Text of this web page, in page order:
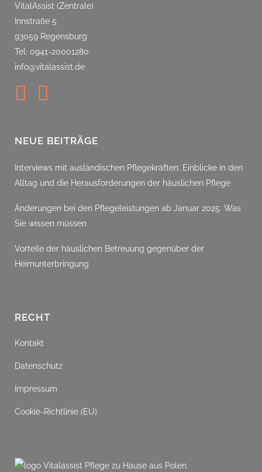
VitalAssist (Zentrale)
Innstraße 5
93059 Regensburg
Tel: 0941-20001280
info@vitalassist.de
NEUE BEITRÄGE
Interviews mit ausländischen Pflegekräften: Einblicke in den
Alltag und die Herausforderungen der häuslichen Pflege
Änderungen bei den Pflegeleistungen ab Januar 2025: Was
Sie wissen müssen
Vorteile der häuslichen Betreuung gegenüber der
Heimunterbringung
RECHT
Kontakt
Datenschutz
Impressum
Cookie-Richtlinie (EU)